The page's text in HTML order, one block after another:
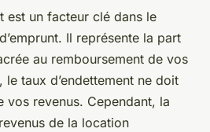
est un facteur clé dans le
Il représente la part
au remboursement de vos
le taux d’endettement ne doit
vos revenus. Cependant, la
de la location